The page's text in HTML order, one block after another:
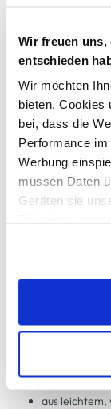
Wir freuen uns,
entschieden
Wir möchten
bieten. Cookies
bei, dass die
Performance im
Werbung
müssen Daten
Geräten sie
werden,
Fall gesetzt.
erlauben" bzw.
(einschließlich
zu ändern oder
Cookie-Hinweis
Schneller
Kostenfreie
Kostenlose
Herren
hochwertige
aus leichtem,